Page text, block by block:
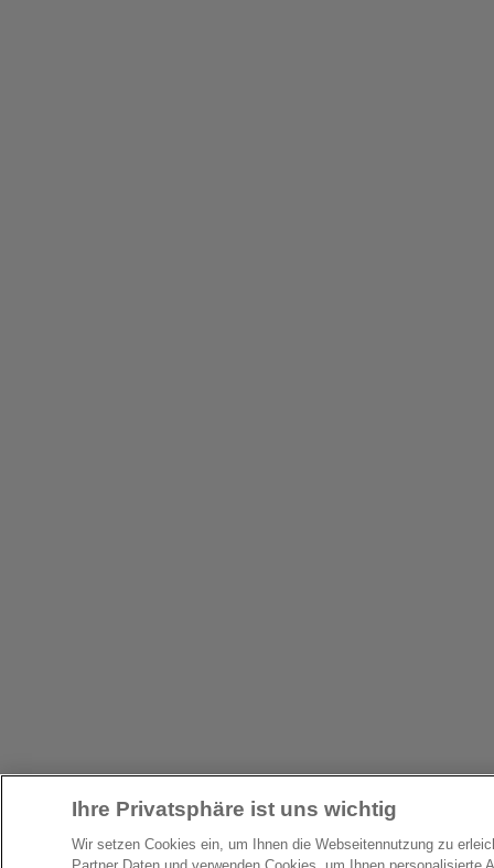
Ihre Privatsphäre ist uns wichtig
Wir setzen Cookies ein, um Ihnen die Webseitennutzung zu